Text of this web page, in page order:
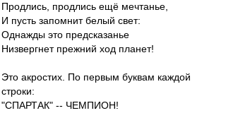
Продлись, продлись ещё мечтанье,
И пусть запомнит белый свет:
Однажды это предсказанье
Низвергнет прежний ход планет!
Это акростих. По первым буквам каждой
строки:
"СПАРТАК" -- ЧЕМПИОН!